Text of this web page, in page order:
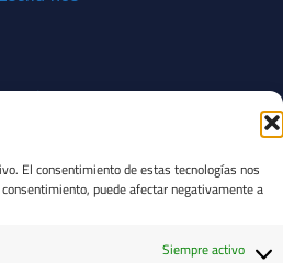
El consentimiento de estas tecnologías nos
puede afectar negativamente a
Siempre activo
100 14 43